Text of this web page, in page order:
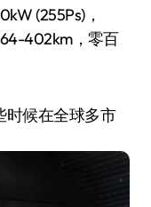
(255Ps)，
402km，零百
时候在全球多市